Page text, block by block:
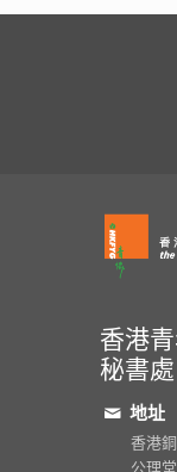
香港
秘書處
地址
香港
公理